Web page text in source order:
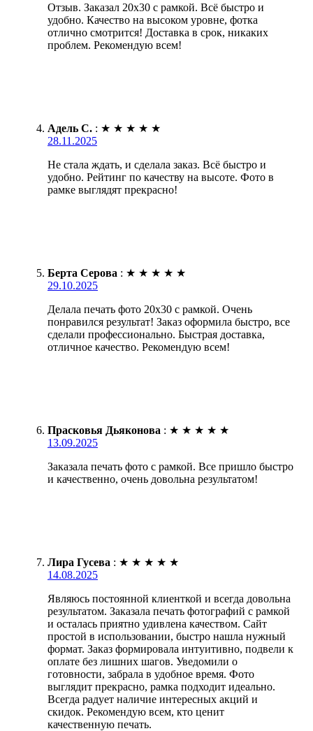
Отзыв. Заказал 20х30 с рамкой. Всё быстро и
удобно. Качество на высоком уровне, фотка
отлично смотрится! Доставка в срок, никаких
проблем. Рекомендую всем!
Адель С. : ★ ★ ★ ★ ★
28.11.2025
Не стала ждать, и сделала заказ. Всё быстро и
удобно. Рейтинг по качеству на высоте. Фото в
рамке выглядят прекрасно!
Берта Серова : ★ ★ ★ ★ ★
29.10.2025
Делала печать фото 20х30 с рамкой. Очень
понравился результат! Заказ оформила быстро, все
сделали профессионально. Быстрая доставка,
отличное качество. Рекомендую всем!
Прасковья Дьяконова : ★ ★ ★ ★ ★
13.09.2025
Заказала печать фото с рамкой. Все пришло быстро
и качественно, очень довольна результатом!
Лира Гусева : ★ ★ ★ ★ ★
14.08.2025
Являюсь постоянной клиенткой и всегда довольна
результатом. Заказала печать фотографий с рамкой
и осталась приятно удивлена качеством. Сайт
простой в использовании, быстро нашла нужный
формат. Заказ формировала интуитивно, подвели к
оплате без лишних шагов. Уведомили о
готовности, забрала в удобное время. Фото
выглядит прекрасно, рамка подходит идеально.
Всегда радует наличие интересных акций и
скидок. Рекомендую всем, кто ценит
качественную печать.